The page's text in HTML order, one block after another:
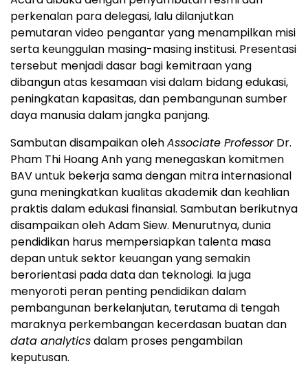
perkenalan para delegasi, lalu dilanjutkan
pemutaran video pengantar yang menampilkan misi
serta keunggulan masing-masing institusi. Presentasi
tersebut menjadi dasar bagi kemitraan yang
dibangun atas kesamaan visi dalam bidang edukasi,
peningkatan kapasitas, dan pembangunan sumber
daya manusia dalam jangka panjang.
Sambutan disampaikan olehAssociate ProfessorDr.
Pham Thi Hoang Anhyang menegaskan komitmen
BAV untuk bekerja sama dengan mitra internasional
guna meningkatkan kualitas akademik dan keahlian
praktis dalam edukasi finansial. Sambutan berikutnya
disampaikan olehAdam Siew. Menurutnya, dunia
pendidikan harus mempersiapkan talenta masa
depan untuk sektor keuangan yang semakin
berorientasi pada data dan teknologi. Ia juga
menyoroti peran penting pendidikan dalam
pembangunan berkelanjutan, terutama di tengah
maraknya perkembangan kecerdasan buatan dan
data analyticsdalam proses pengambilan
keputusan.